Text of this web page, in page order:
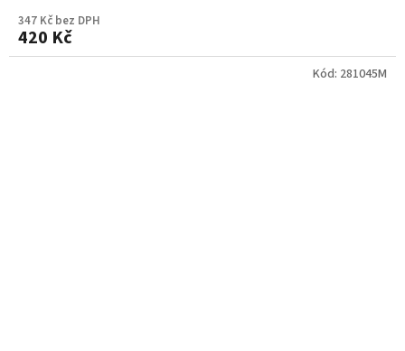
347 Kč bez DPH
420 Kč
Kód: 281045M